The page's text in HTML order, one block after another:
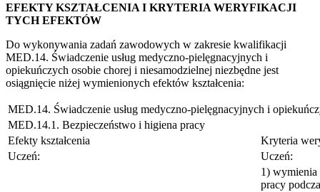
EFEKTY KSZTAŁCENIA I KRYTERIA WERYFIKACJI
TYCH EFEKTÓW
Do wykonywania zadań zawodowych w zakresie kwalifikacji
MED.14. Świadczenie usług medyczno-pielęgnacyjnych i
opiekuńczych osobie chorej i niesamodzielnej niezbędne jest
osiągnięcie niżej wymienionych efektów kształcenia:
MED.14. Świadczenie usług medyczno-pielęgnacyjnych i
MED.14.1. Bezpieczeństwo i higiena pracy
Efekty kształcenia
Kryteria
Uczeń:
Uczeń:
1) wymienia
pracy